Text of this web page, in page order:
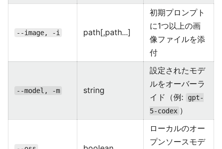
--image, -i path[,path...]
初期プロンプト
に1つ以上の画
像ファイルを添
付
--model, -m string
設定されたモデ
ルをオーバーラ
イド（例:
gpt-
5-codex ）
ローカルのオー
プンソースモデ